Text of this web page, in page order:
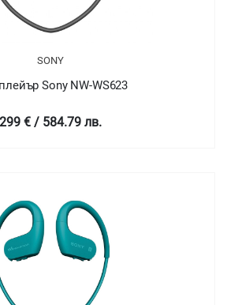
SONY
Sony NW-WS623
299 € / 584.79 лв.